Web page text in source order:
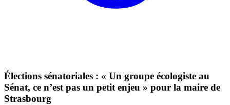
Élections sénatoriales : « Un groupe écologiste au
Sénat, ce n’est pas un petit enjeu » pour la maire de
Strasbourg